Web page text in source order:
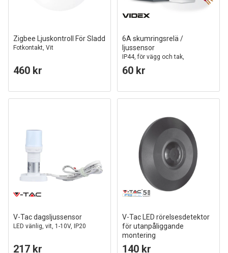
Zigbee Ljuskontroll För Sladd
Fotkontakt, Vit
460 kr
6A skumringsrelä /
ljussensor
IP44, för vägg och tak,
automatisk ljusstyrning
60 kr
V-Tac dagsljussensor
LED vänlig, vit, 1-10V, IP20
217 kr
V-Tac LED rörelsesdetektor
för utanpåliggande
montering
LED vänlig, svart, PIR infraröd,
140 kr